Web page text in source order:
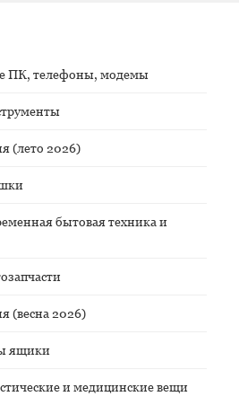
ПК, телефоны, модемы
(лето 2026)
бытовая техника и
(весна 2026)
ящики
и медицинские вещи